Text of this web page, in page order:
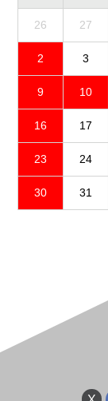
26 27
2 3
9 10
16 17
23 24
30 31